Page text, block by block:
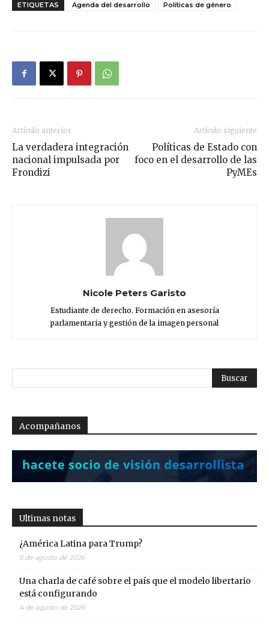
ETIQUETAS Agenda del desarrollo Políticas de género
Artículo anterior
La verdadera integración
nacional impulsada por
Frondizi
Artículo siguiente
Políticas de Estado con
foco en el desarrollo de las
PyMEs
Nicole Peters Garisto
Estudiante de derecho. Formación en asesoría
parlamentaria y gestión de la imagen personal
Acompañanos
Ultimas notas
¿América Latina para Trump?
5 de agosto de 2026
Una charla de café sobre el país que el modelo libertario
está configurando
4 de agosto de 2026